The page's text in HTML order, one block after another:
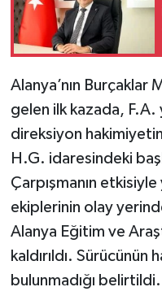
Alanya’nın Burçaklar
gelen ilk kazada,
direksiyon
H.G. idaresindeki
Çarpışmanın
ekiplerinin olay
Alanya Eğitim ve
kaldırıldı. Sürücünün
bulunmadığı belirtildi.